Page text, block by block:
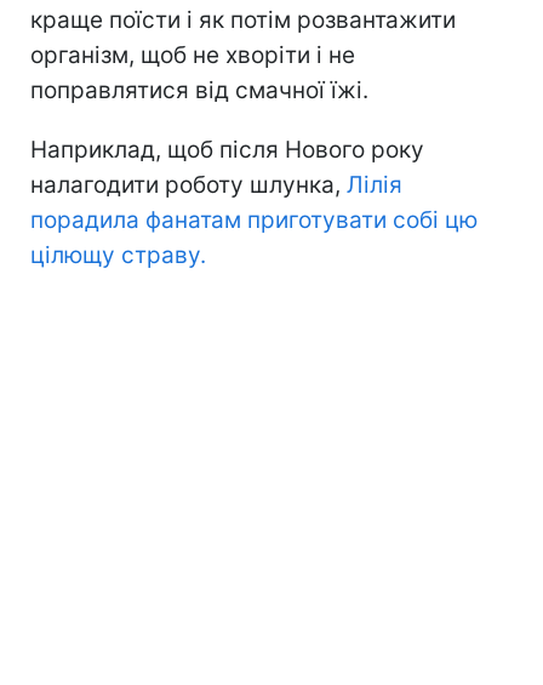
краще поїсти і як потім розвантажити
організм, щоб не хворіти і не
поправлятися від смачної їжі.
Наприклад, щоб після Нового року
налагодити роботу шлунка, Лілія
порадила фанатам приготувати собі цю
цілющу страву.